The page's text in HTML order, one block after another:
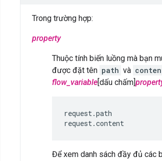
Trong trường hợp:
property
Thuộc tính biến luồng mà bạn
được đặt tên path và
flow_variable[dấu chấm]
request.path
request.content
Để xem danh sách đầy đủ các